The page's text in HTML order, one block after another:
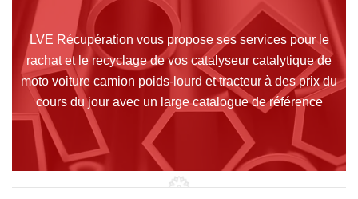
LVE Récupération vous propose ses services pour le
rachat et le recyclage de vos catalyseur catalytique de
moto voiture camion poids-lourd et tracteur à des prix du
cours du jour avec un large catalogue de référence